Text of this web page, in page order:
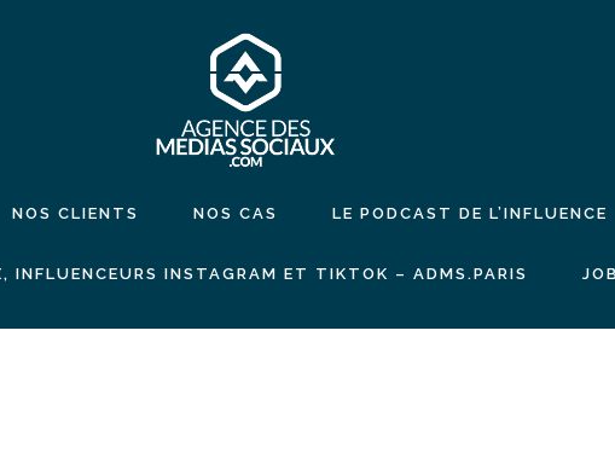
NOS CLIENTS NOS CAS LE PODCAST DE L’INFLUENCE
INFLUENCEURS INSTAGRAM ET TIKTOK – ADMS.PARIS